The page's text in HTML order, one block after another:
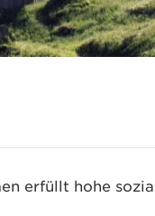
erfüllt hohe